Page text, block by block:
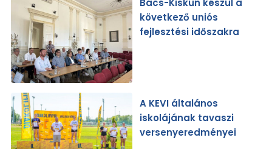
következő uniós
fejlesztési időszakra
A KEVI általános
iskolájának tavaszi
versenyeredményei